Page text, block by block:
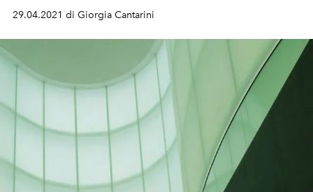
Oliveira Baptista che lascia il suo incarico il 30 giugno,
dopo soli due anni.
29.04.2021 di Giorgia Cantarini